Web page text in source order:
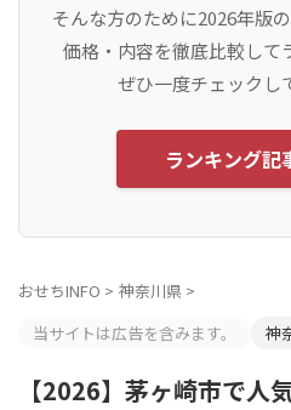
そんな方のために2026年版
価格・内容を徹底比較して
ぜひ一度チェックし
ランキング
おせちINFO > 神奈川県 >
当サイトは広告を含みます。
神
【2026】茅ヶ崎市で人